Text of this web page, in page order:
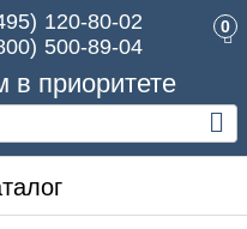
приоритете
120-80-02
500-89-04
0